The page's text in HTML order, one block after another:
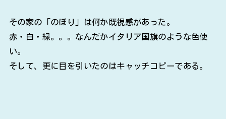
その家の「のぼり」は何か既視感があった。
赤・白・緑。。。なんだかイタリア国旗のような色使
い。
そして、更に目を引いたのはキャッチコピーである。